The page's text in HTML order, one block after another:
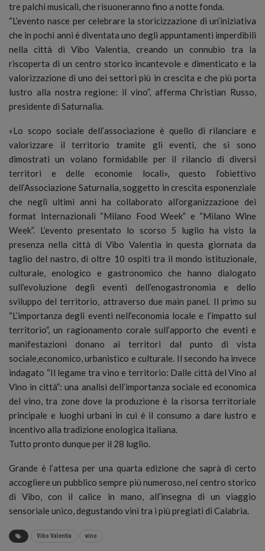
tre palchi musicali, che risuoneranno fino a notte fonda.
“L’evento nasce per celebrare la storicizzazione di un’iniziativa
che in pochi anni è diventata uno degli appuntamenti imperdibili
nella città di Vibo Valentia, creando un connubio tra la
riscoperta di un centro storico incantevole e dimenticato e la
valorizzazione di uno dei settori più in crescita e che più porta
lustro alla nostra regione: il vino”, afferma Christian Russo,
presidente di Saturnalia.
«Lo scopo sociale dell’associazione è quello di rilanciare e
valorizzare il territorio tramite gli eventi, che si sono
dimostrati un volano formidabile per il rilancio di diversi
territori e delle economie locali», questo l’obiettivo
dell’Associazione Saturnalia, soggetto in crescita esponenziale
che negli ultimi anni ha collaborato all’organizzazione dei
format Internazionali “Milano Food Week” e “Milano Wine
Week”. L’evento presentato lo scorso 5 luglio ha visto la
presenza nella città di Vibo Valentia in questa giornata da
taglio del nastro, di oltre 10 ospiti tra il mondo istituzionale,
culturale, enologico e gastronomico che hanno dialogato
sull’evoluzione degli eventi dell’enogastronomia e dello
sviluppo del territorio, attraverso due main panel. Il primo su
“L’importanza degli eventi nell’economia locale e l’impatto sul
territorio”, un ragionamento corale sull’apporto che eventi e
manifestazioni donano ai territori dal punto di vista
sociale,economico, urbanistico e culturale. Il secondo ha invece
indagato “Il legame tra vino e territorio: Dalle città del Vino al
Vino in città”: una analisi dell’importanza sociale ed economica
del vino, tra zone dove la produzione è la risorsa territoriale
principale e luoghi urbani in cui è il consumo a dare lustro e
incentivo alla tradizione enologica italiana.
Tutto pronto dunque per il 28 luglio.
Grande è l’attesa per una quarta edizione che saprà di certo
accogliere un pubblico sempre più numeroso, nel centro storico
di Vibo, con il calice in mano, all’insegna di un viaggio
sensoriale unico, degustando vini tra i più pregiati di Calabria.
Vibo Valentia vino